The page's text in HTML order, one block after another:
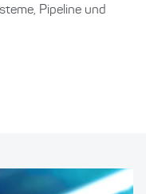
Pipeline und